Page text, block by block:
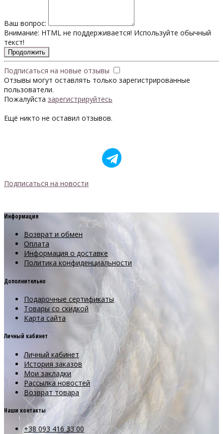
Ваш вопрос:
Внимание: HTML не поддерживается! Используйте обычный
текст!
Продолжить
Подписаться на новые отзывы
Отзывы могут оставлять только зарегистрированные
пользователи.
Пожалуйста зарегистрируйтесь
Ещё никто не оставил отзывов.
Подписаться на новости
Информация
Возврат и обмен
Оплата
Информация о доставке
Политика конфиденциальности
Дополнительно
Подарочные сертификаты
Товары со скидкой
Карта сайта
Личный кабинет
Личный кабинет
История заказов
Мои закладки
Рассылка новостей
Возврат товара
Наши контакты
+38 093 416 33 00